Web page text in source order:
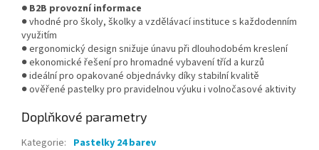
● B2B provozní informace
● vhodné pro školy, školky a vzdělávací instituce s každodenním
využitím
● ergonomický design snižuje únavu při dlouhodobém kreslení
● ekonomické řešení pro hromadné vybavení tříd a kurzů
● ideální pro opakované objednávky díky stabilní kvalitě
● ověřené pastelky pro pravidelnou výuku i volnočasové aktivity
Doplňkové parametry
Kategorie: Pastelky 24 barev